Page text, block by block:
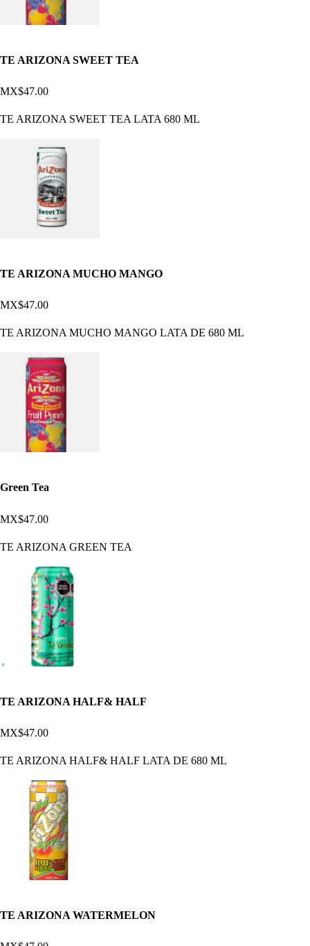
TE ARIZONA SWEET TEA
MX$47.00
TE ARIZONA SWEET TEA LATA 680 ML
TE ARIZONA MUCHO MANGO
MX$47.00
TE ARIZONA MUCHO MANGO LATA DE 680 ML
Green Tea
MX$47.00
TE ARIZONA GREEN TEA
TE ARIZONA HALF& HALF
MX$47.00
TE ARIZONA HALF& HALF LATA DE 680 ML
TE ARIZONA WATERMELON